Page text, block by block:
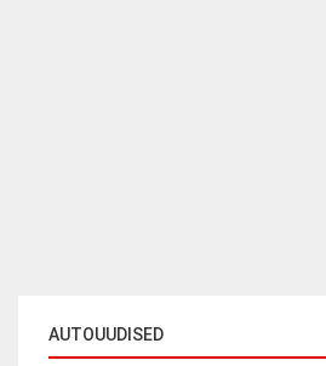
AUTOUUDISED